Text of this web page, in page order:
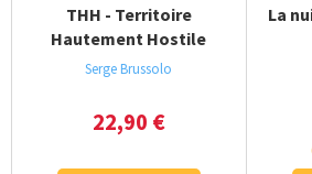
THH - Territoire
Hautement Hostile
Serge Brussolo
22,90 €
La